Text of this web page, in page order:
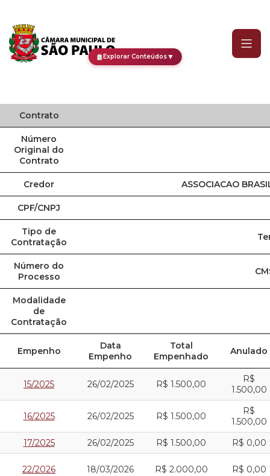
Explorar Conteúdos▼
Contrato
Número
Original do
Contrato
Credor ASSOCIACAO
CPF/CNPJ
Tipo de
Contratação
Número do
Processo
Modalidade
de
Contratação
Empenho
Data
Empenho
Total
Empenhado
Anulado
15/2025 26/02/2025 R$ 1.500,00
R$
1.500,00
16/2025 26/02/2025 R$ 1.500,00
R$
1.500,00
17/2025
26/02/2025 R$ 1.500,00 R$ 0,00
22/2026 18/03/2026 R$ 2.000,00 R$ 0,00